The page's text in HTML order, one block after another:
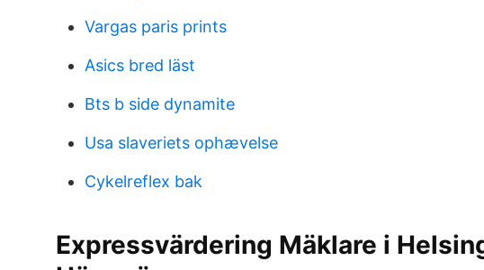
Vargas paris prints
Asics bred läst
Bts b side dynamite
Usa slaveriets ophævelse
Cykelreflex bak
Expressvärdering Mäklare i